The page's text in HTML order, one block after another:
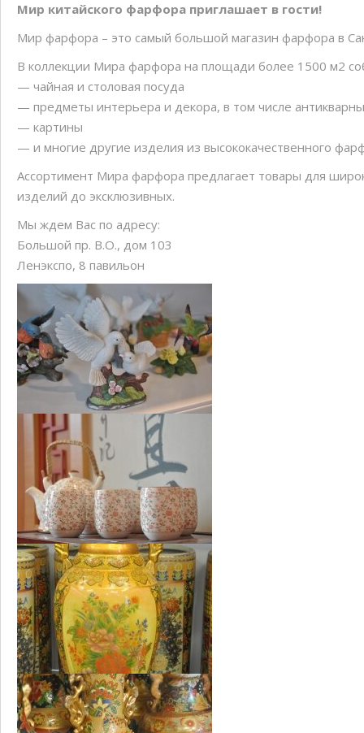
Мир китайского фарфора приглашает в гости!
Мир фарфора – это самый большой магазин фарфора в
В коллекции Мира фарфора на площади более 1500 м2
— чайная и столовая посуда
— предметы интерьера и декора, в том числе
— картины
— и многие другие изделия из высококачественного
Ассортимент Мира фарфора предлагает товары для
изделий до эксклюзивных.
Мы ждем Вас по адресу:
Большой пр. В.О., дом 103
Ленэкспо, 8 павильон